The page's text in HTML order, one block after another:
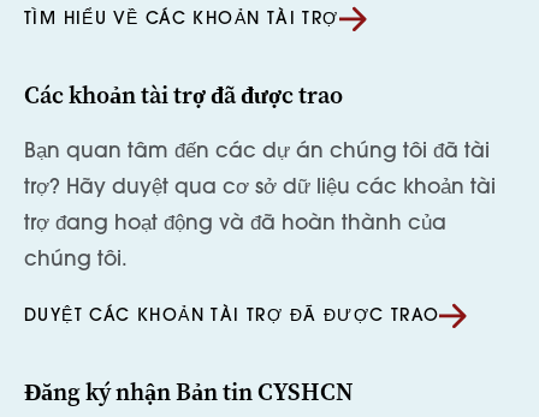
TÌM HIỂU VỀ CÁC KHOẢN TÀI TRỢ
Các khoản tài trợ đã được trao
Bạn quan tâm đến các dự án chúng tôi đã tài
trợ? Hãy duyệt qua cơ sở dữ liệu các khoản tài
trợ đang hoạt động và đã hoàn thành của
chúng tôi.
DUYỆT CÁC KHOẢN TÀI TRỢ ĐÃ ĐƯỢC TRAO
Đăng ký nhận Bản tin CYSHCN